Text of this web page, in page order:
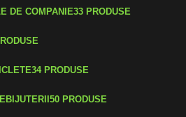
DE COMPANIE33 PRODUSE
34 PRODUSE
BIJUTERII50 PRODUSE